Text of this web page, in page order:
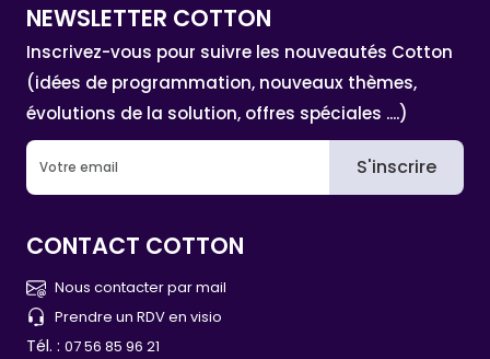
NEWSLETTER COTTON
Inscrivez-vous pour suivre les nouveautés Cotton
(idées de programmation, nouveaux thèmes,
évolutions de la solution, offres spéciales ....)
S'inscrire
CONTACT COTTON
Nous contacter par mail
Prendre un RDV en visio
Tél. : 07 56 85 96 21